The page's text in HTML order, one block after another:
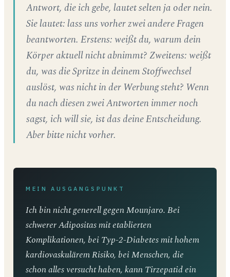
Antwort, die ich gebe, lautet selten ja oder nein.
Sie lautet: lass uns vorher zwei andere Fragen
beantworten. Erstens: weißt du, warum dein
Körper aktuell nicht abnimmt? Zweitens: weißt
du, was die Spritze in deinem Stoffwechsel
auslöst, was nicht in der Werbung steht? Wenn
du nach diesen zwei Antworten immer noch
sagst, ich will sie, ist das deine Entscheidung.
Aber bitte nicht vorher.
MEIN AUSGANGSPUNKT
Ich bin nicht generell gegen Mounjaro. Bei
schwerer Adipositas mit etablierten
Komplikationen, bei Typ-2-Diabetes mit hohem
kardiovaskulärem Risiko, bei Menschen, die
schon alles versucht haben, kann Tirzepatid ein